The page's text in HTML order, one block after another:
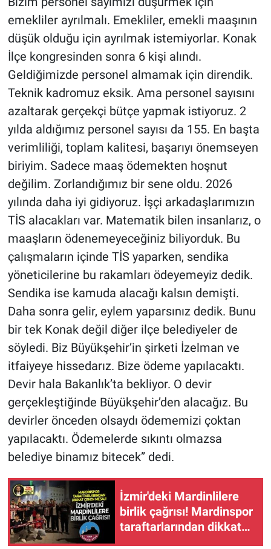
emekliler ayrılmalı. Emekliler, emekli maaşının
düşük olduğu için ayrılmak istemiyorlar. Konak
İlçe kongresinden sonra 6 kişi alındı.
Geldiğimizde personel almamak için direndik.
Teknik kadromuz eksik. Ama personel sayısını
azaltarak gerçekçi bütçe yapmak istiyoruz. 2
yılda aldığımız personel sayısı da 155. En başta
verimliliği, toplam kalitesi, başarıyı önemseyen
biriyim. Sadece maaş ödemekten hoşnut
değilim. Zorlandığımız bir sene oldu. 2026
yılında daha iyi gidiyoruz. İşçi arkadaşlarımızın
TİS alacakları var. Matematik bilen insanlarız, o
maaşların ödenemeyeceğiniz biliyorduk. Bu
çalışmaların içinde TİS yaparken, sendika
yöneticilerine bu rakamları ödeyemeyiz dedik.
Sendika ise kamuda alacağı kalsın demişti.
Daha sonra gelir, eylem yaparsınız dedik. Bunu
bir tek Konak değil diğer ilçe belediyeler de
söyledi. Biz Büyükşehir’in şirketi İzelman ve
itfaiyeye hissedarız. Bize ödeme yapılacaktı.
Devir hala Bakanlık’ta bekliyor. O devir
gerçekleştiğinde Büyükşehir’den alacağız. Bu
devirler önceden olsaydı ödememizi çoktan
yapılacaktı. Ödemelerde sıkıntı olmazsa
belediye binamız bitecek” dedi.
İzmir'deki Mardinlilere
birlik çağrısı! Mardinspor
taraftarlarından dikkat